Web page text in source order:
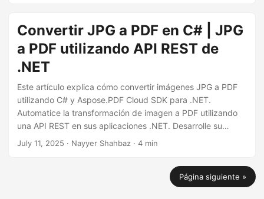
Convertir JPG a PDF en C# | JPG
a PDF utilizando API REST de
.NET
Este artículo explica cómo convertir imágenes JPG a PDF
utilizando C# y Aspose.PDF Cloud SDK para .NET.
Automatice la transformación de imagen a PDF utilizando
una API REST en sus aplicaciones .NET. Desarrolle su
propio convertidor de JPG a PDF en .NET.
July 11, 2025 · Nayyer Shahbaz · 4 min
Página siguiente »